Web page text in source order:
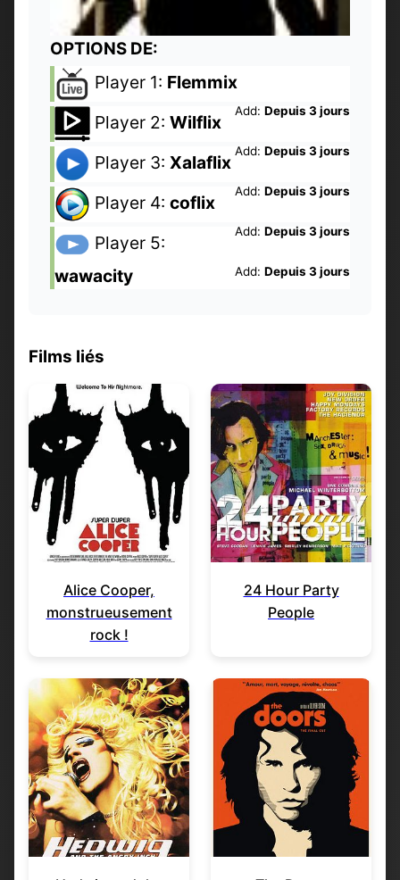
OPTIONS DE:
Player 1: Flemmix
Add: Depuis 3 jours
Player 2: Wilflix
Add: Depuis 3 jours
Player 3: Xalaflix
Add: Depuis 3 jours
Player 4: coflix
Add: Depuis 3 jours
Player 5:
wawacity
Add: Depuis 3 jours
Films liés
Alice Cooper,
monstrueusement
rock !
24 Hour Party
People